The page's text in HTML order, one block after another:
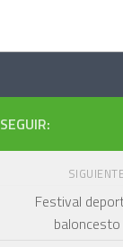
SEGUIR:
Festival
baloncesto